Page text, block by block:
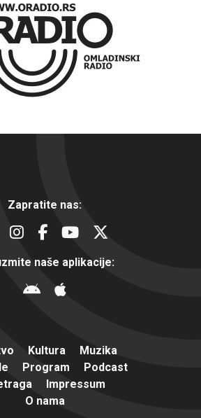
Zapratite nas:
naše aplikacije:
Kultura
Muzika
Program
Podcast
Impressum
O nama